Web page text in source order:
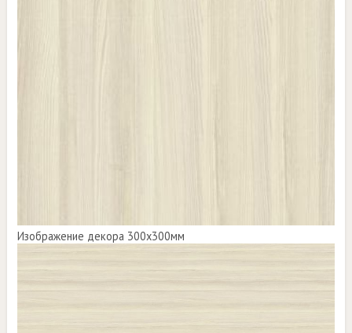
Изображение декора 300х300мм